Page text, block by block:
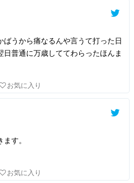
ばうから痛なるんや言うて打った日
日普通に万歳しててわらったほんま
お気に入り
す。
お気に入り